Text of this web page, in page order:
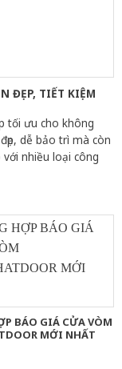
ĐẸP, TIẾT KIỆM
tối ưu cho không
dễ bảo trì mà còn
nhiều loại công
BÁO GIÁ CỬA VÒM
MỚI NHẤT